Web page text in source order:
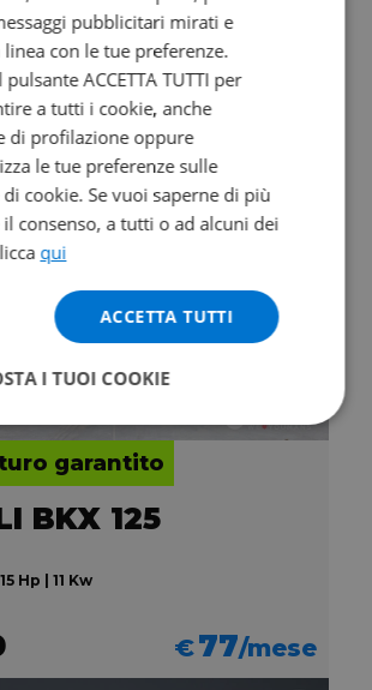
Hp | 28.5 Kw
€122.8
garantito
BKX 125
Hp | 11 Kw
€77/mese
pubblicitari mirati e
con le tue preferenze.
pulsante ACCETTA TUTTI per
a tutti i cookie, anche
di profilazione oppure
le tue preferenze sulle
cookie. Se vuoi saperne di più
il consenso, a tutti o ad alcuni dei
qui
ACCETTA TUTTI
I TUOI COOKIE